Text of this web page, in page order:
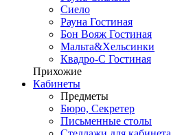
Сиело
Рауна Гостиная
Бон Вояж Гостиная
Мальта&Хельсинки
Квадро-С Гостиная
Прихожие
Кабинеты
Предметы
Бюро, Секретер
Письменные столы